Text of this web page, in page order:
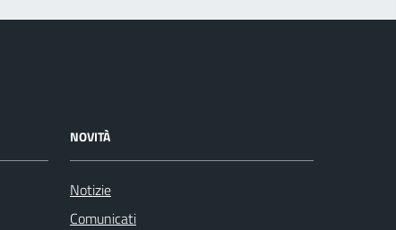
NOVITÀ
Notizie
Comunicati